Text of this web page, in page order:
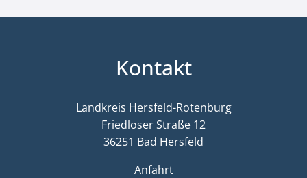
Kontakt
Landkreis Hersfeld-Rotenburg
Friedloser Straße 12
36251 Bad Hersfeld
Anfahrt